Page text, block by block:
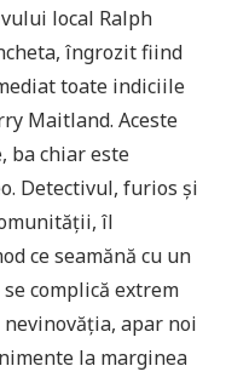
local Ralph
îngrozit fiind
toate indiciile
Maitland. Aceste
ba chiar este
Detectivul, furios și
îl
ce seamănă cu un
complică extrem
apar noi
la marginea